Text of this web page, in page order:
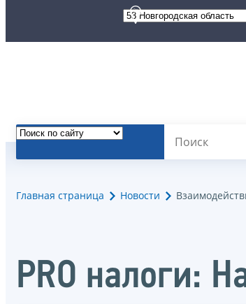
Главная страница Новости
PRO налоги: